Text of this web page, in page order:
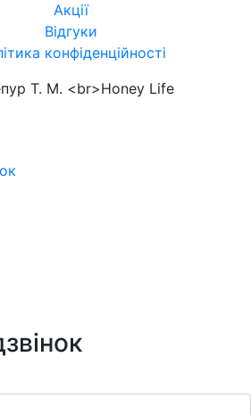
Акції
Відгуки
конфіденційності
Т. М. <br>Honey Life